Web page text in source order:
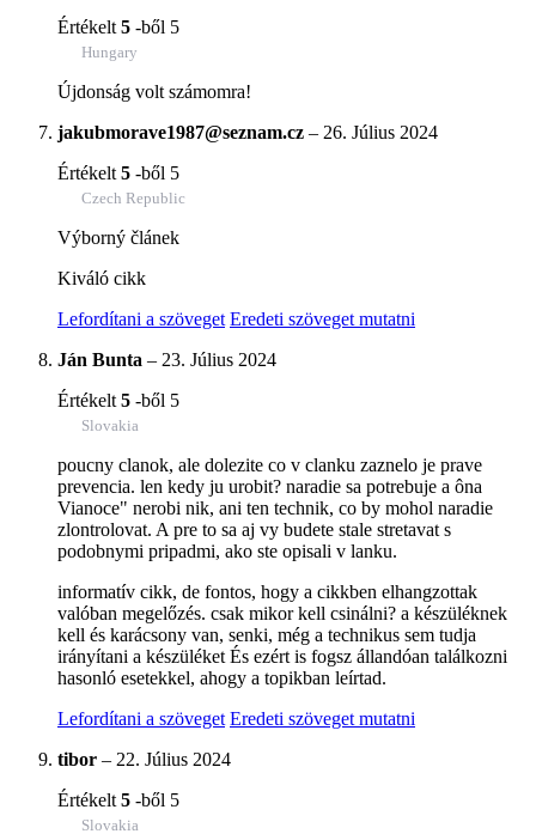
Értékelt 5 -ből 5
Hungary
Újdonság volt számomra!
jakubmorave1987@seznam.cz – 26. Július 2024
Értékelt 5 -ből 5
Czech Republic
Výborný článek
Kiváló cikk
Lefordítani a szöveget Eredeti szöveget mutatni
Ján Bunta – 23. Július 2024
Értékelt 5 -ből 5
Slovakia
poucny clanok, ale dolezite co v clanku zaznelo je prave
prevencia. len kedy ju urobit? naradie sa potrebuje a ôna
Vianoce" nerobi nik, ani ten technik, co by mohol naradie
zlontrolovat. A pre to sa aj vy budete stale stretavat s
podobnymi pripadmi, ako ste opisali v lanku.
informatív cikk, de fontos, hogy a cikkben elhangzottak
valóban megelőzés. csak mikor kell csinálni? a készüléknek
kell és karácsony van, senki, még a technikus sem tudja
irányítani a készüléket És ezért is fogsz állandóan találkozni
hasonló esetekkel, ahogy a topikban leírtad.
Lefordítani a szöveget Eredeti szöveget mutatni
tibor – 22. Július 2024
Értékelt 5 -ből 5
Slovakia